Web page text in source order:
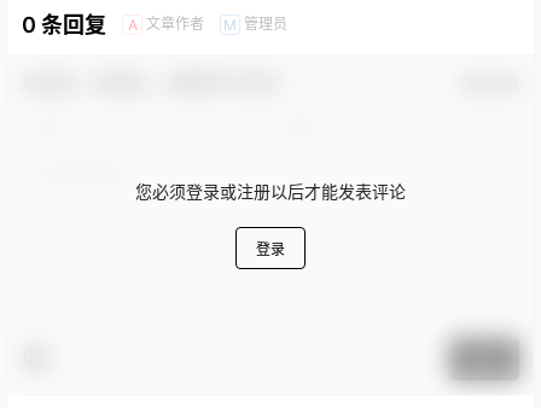
0 条回复 A 文章作者 M 管理员
您必须登录或注册以后才能发表评论
登录